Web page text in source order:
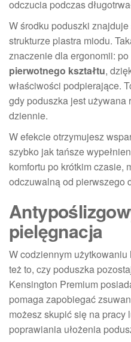
odczucia podczas
W środku poduszki
strukturze plastra miodu.
znaczenie dla ergonomii:
pierwotnego kształtu,
właściwości podpierające.
gdy poduszka jest
dziennie.
W efekcie otrzymujesz
szybko jak tańsze
komfortu po krótkim czasie,
odczuwalną od pierwszego
pielęgnacja
W codziennym
też to, czy poduszka
Kensington Premium
pomaga zapobiegać
możesz skupić się na pracy
poprawiania ułożenia